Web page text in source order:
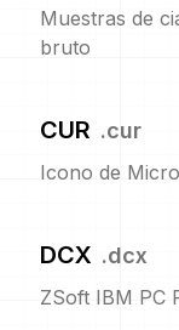
Muestras de
bruto
CUR .cur
Icono de
DCX .dcx
ZSoft IBM PC